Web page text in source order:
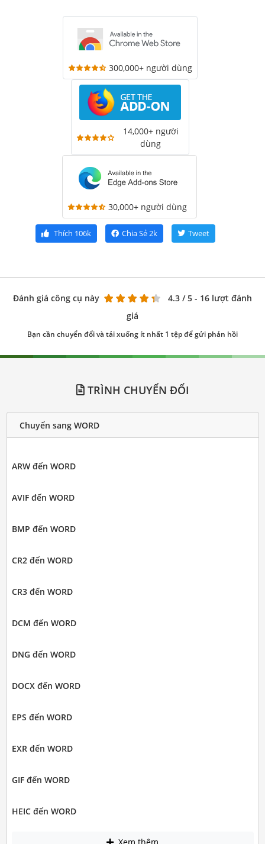
300,000+ người dùng
14,000+ người
dùng
30,000+ người dùng
Thích 106k Chia Sẻ2k Tweet
Đánh giá công cụ này 4.3 / 5 - 16 lượt đánh
giá
Bạn cần chuyển đổi và tải xuống ít nhất 1 tệp để gửi phản hồi
TRÌNH CHUYỂN ĐỔI
Chuyển sang WORD
ARW đến WORD
AVIF đến WORD
BMP đến WORD
CR2 đến WORD
CR3 đến WORD
DCM đến WORD
DNG đến WORD
DOCX đến WORD
EPS đến WORD
EXR đến WORD
GIF đến WORD
HEIC đến WORD